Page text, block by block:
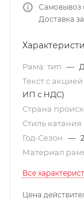
Самовывоз
Доставка
Рама: тип —
Текст с акцией
ИП с НДС)
Страна
Стиль катания
Год-Сезон —
Материал
Все
Цена